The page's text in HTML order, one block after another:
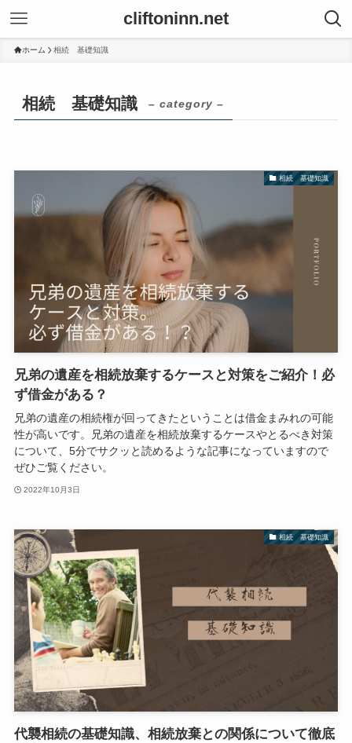
cliftoninn.net
ホーム 相続 基礎知識
相続 基礎知識 – category –
相続 基礎知識
兄弟の遺産を相続放棄するケースと対策をご紹介！必
ず借金がある？
兄弟の遺産の相続権が回ってきたということは借金まみれの可能
性が高いです。兄弟の遺産を相続放棄するケースやとるべき対策
について、5分でサクッと読めるような記事になっていますので
ぜひご覧ください。
2022年10月3日
相続 基礎知識
代襲相続の基礎知識、相続放棄との関係について徹底